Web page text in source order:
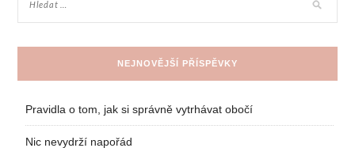
NEJNOVĚJŠÍ PŘÍSPĚVKY
Pravidla o tom, jak si správně vytrhávat obočí
Nic nevydrží napořád